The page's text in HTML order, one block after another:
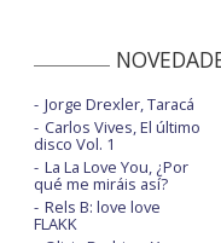
Jorge Drexler, Taracá
Carlos Vives, El último
disco Vol. 1
La La Love You, ¿Por
qué me miráis así?
Rels B: love love
FLAKK